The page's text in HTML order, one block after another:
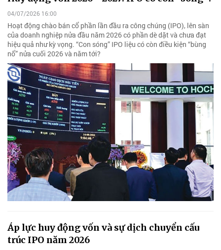
04/07/2026 16:00
Hoạt động chào bán cổ phần lần đầu ra công chúng (IPO), lên sàn
của doanh nghiệp nửa đầu năm 2026 có phần dè dặt và chưa đạt
hiệu quả như kỳ vọng. “Con sóng” IPO liệu có còn điều kiện “bùng
nổ” nửa cuối 2026 và năm tới?
Áp lực huy động vốn và sự dịch chuyển cấu
trúc IPO năm 2026